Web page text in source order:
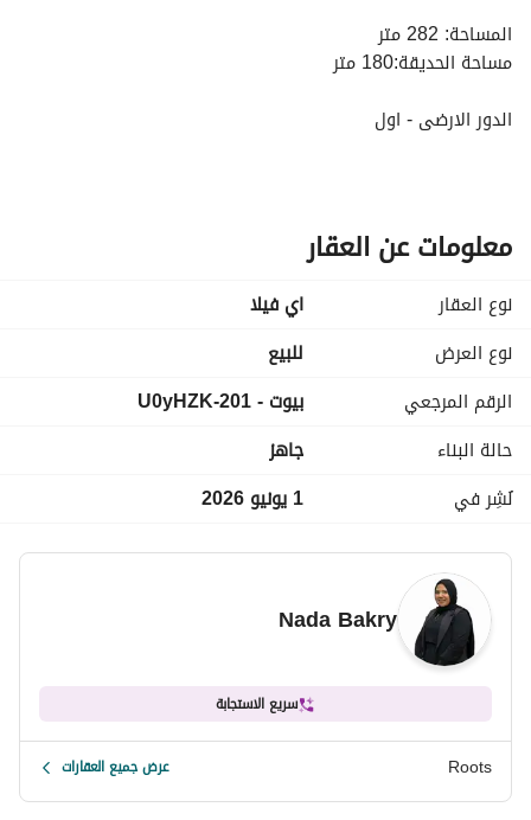
المساحة: 282 متر
مساحة الحديقة:180 متر
الدور الارضى - اول
غرفة معيشة
غرفة مربية
مطبخ
تراس
حديقة
اجمالى السعر: 16,500,000 جنيه
استلام فورى
معلومات عن العقار
نوع العقار
اي فيلا
نوع العرض
للبيع
الرقم المرجعي
بيوت - 201-U0yHZK
حالة البناء
جاهز
نُشِر في
1 يونيو 2026
Nada Bakry
سريع الاستجابة
Roots عرض جميع العقارات